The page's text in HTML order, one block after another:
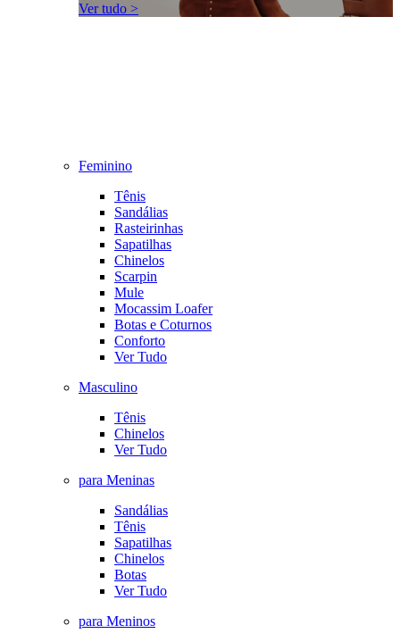
Ver tudo >
Feminino
Tênis
Sandálias
Rasteirinhas
Sapatilhas
Chinelos
Scarpin
Mule
Mocassim Loafer
Botas e Coturnos
Conforto
Ver Tudo
Masculino
Tênis
Chinelos
Ver Tudo
para Meninas
Sandálias
Tênis
Sapatilhas
Chinelos
Botas
Ver Tudo
para Meninos